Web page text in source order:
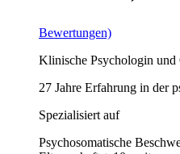
Bewertungen)
Klinische Psychologin und
27 Jahre Erfahrung in der
Spezialisiert auf
Psychosomatische